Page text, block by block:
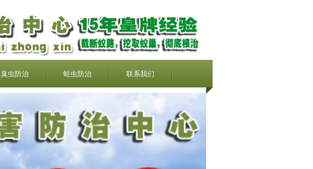
臭虫防治 蛀虫防治 联系我们